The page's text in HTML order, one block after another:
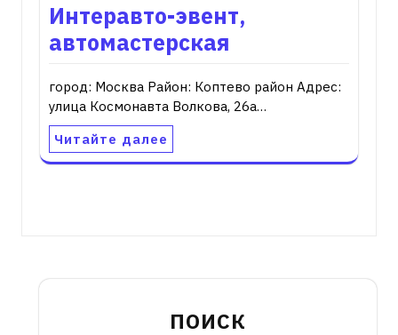
Интеравто-эвент,
автомастерская
город: Москва Район: Коптево район Адрес:
улица Космонавта Волкова, 26а…
Читайте далее
ПОИСК